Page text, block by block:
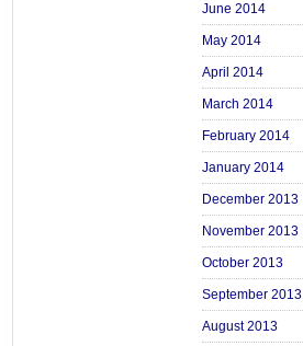
June 2014
May 2014
April 2014
March 2014
February 2014
January 2014
December 2013
November 2013
October 2013
September 2013
August 2013